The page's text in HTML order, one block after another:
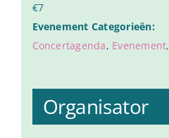
€7
Evenement Categorieën:
Concertagenda, Evenement,
Organisator